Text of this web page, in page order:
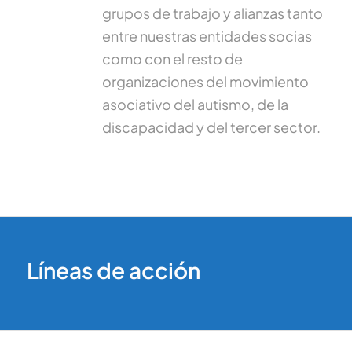
grupos de trabajo y alianzas tanto
entre nuestras entidades socias
como con el resto de
organizaciones del movimiento
asociativo del autismo, de la
discapacidad y del tercer sector.
Líneas de acción